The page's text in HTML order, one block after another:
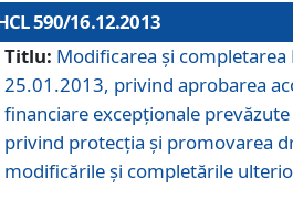
590/16.12.2013
Titlu: Modificarea şi completarea
25.01.2013, privind aprobarea
financiare excepţionale
privind protecţia şi promovarea
modificările şi completările